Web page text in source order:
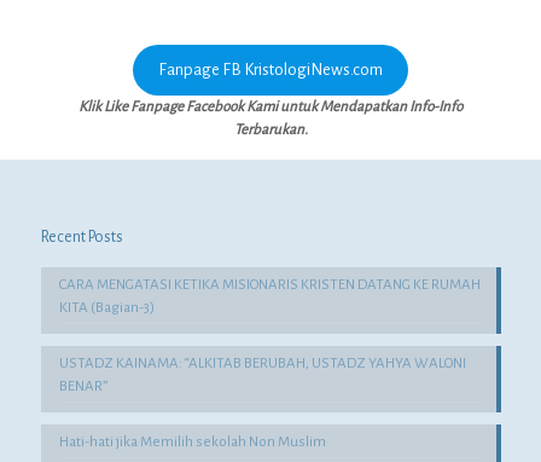
Fanpage FB KristologiNews.com
Klik Like Fanpage Facebook Kami untuk Mendapatkan Info-Info
Terbarukan.
Recent Posts
CARA MENGATASI KETIKA MISIONARIS KRISTEN DATANG KE RUMAH
KITA (Bagian-3)
USTADZ KAINAMA: “ALKITAB BERUBAH, USTADZ YAHYA WALONI
BENAR”
Hati-hati jika Memilih sekolah Non Muslim